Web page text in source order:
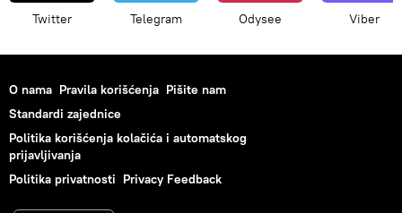
Twitter Telegram Odysee Viber
O nama Pravila korišćenja Pišite nam
Standardi zajednice
Politika korišćenja kolačića i automatskog
prijavljivanja
Politika privatnosti Privacy Feedback